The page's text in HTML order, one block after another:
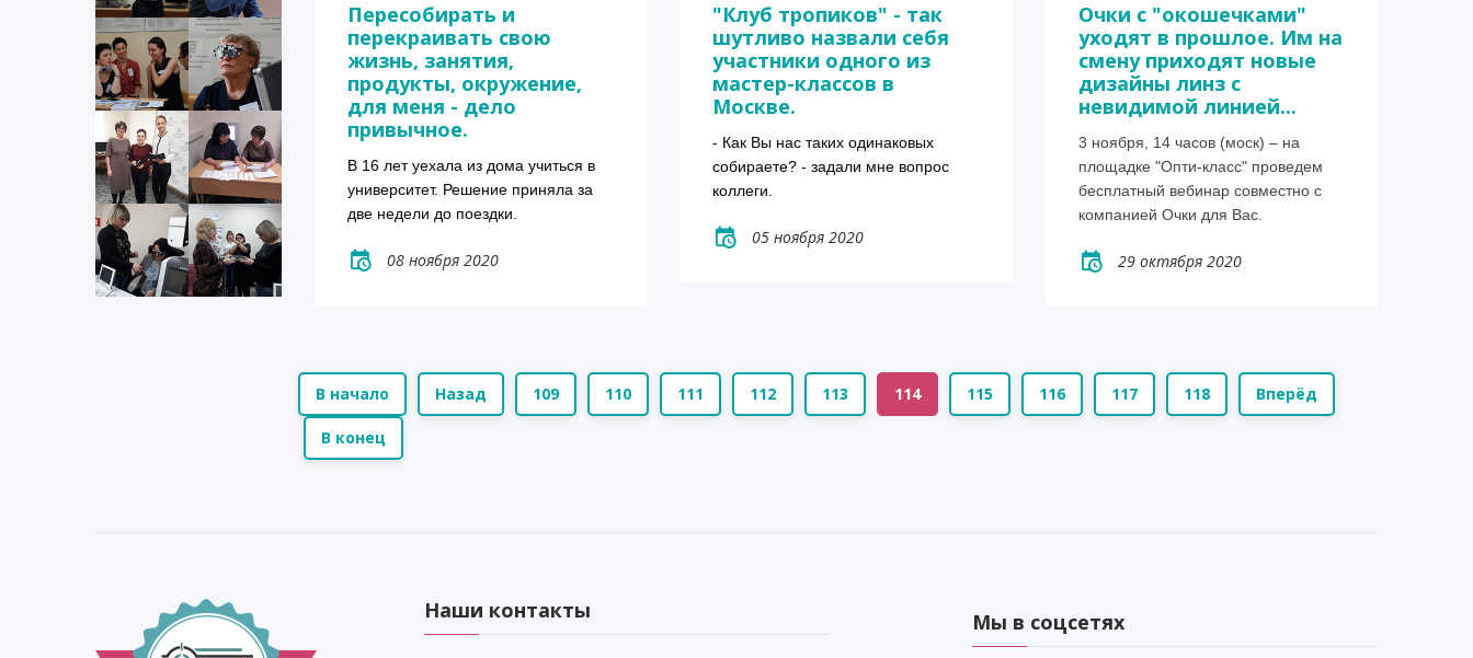
Пересобирать и
перекраивать свою
жизнь, занятия,
продукты, окружение,
для меня - дело
привычное.
В 16 лет уехала из дома учиться в
университет. Решение приняла за
две недели до поездки.
08 ноября 2020
"Клуб тропиков" - так
шутливо назвали себя
участники одного из
мастер-классов в
Москве.
- Как Вы нас таких одинаковых
собираете? - задали мне вопрос
коллеги.
05 ноября 2020
Очки с "окошечками"
уходят в прошлое. Им на
смену приходят новые
дизайны линз с
невидимой линией...
3 ноября, 14 часов (моск) – на
площадке "Опти-класс" проведем
бесплатный вебинар совместно с
компанией Очки для Вас.
29 октября 2020
В начало Назад 109 110 111 112 113 114 115 116 117 118 Вперёд
В конец
Наши контакты Мы в соцсетях